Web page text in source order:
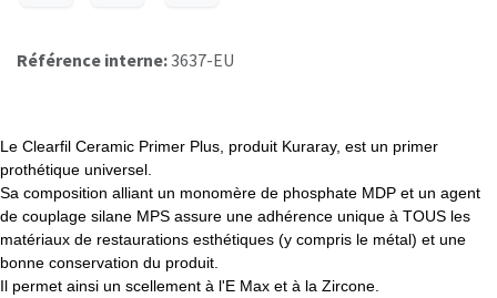
Référence interne:3637-EU
Le Clearfil Ceramic Primer Plus, produit Kuraray, est un primer
prothétique universel.
Sa composition alliant un monomère de phosphate MDP et un agent
de couplage silane MPS assure une adhérence unique à TOUS les
matériaux de restaurations esthétiques (y compris le métal) et une
bonne conservation du produit.
Il permet ainsi un scellement à l'E Max et à la Zircone.